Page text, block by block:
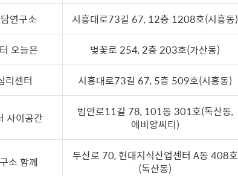
연구소 시흥대로73길 67, 12층 1208호(시흥동)
오늘은 벚꽃로 254, 2층 203호(가산동)
리센터 시흥대로73길 67, 5층 509호(시흥동)
사이공간
범안로11길 78, 101동 301호(독산동,
에비앙씨티)
소 함께
두산로 70, 현대지식산업센터 A동 408호
(독산동)